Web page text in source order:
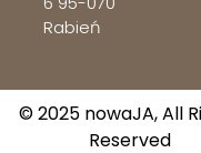
Rabień
© 2025 nowaJA, All
Reserved